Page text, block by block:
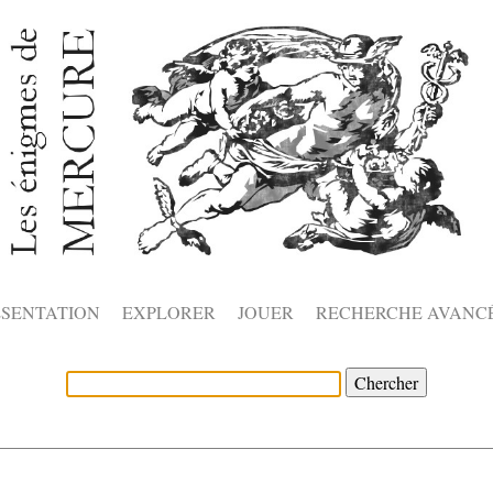
EXPLORER JOUER RECHERCHE